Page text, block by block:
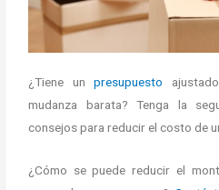
¿Tiene unpresupuesto
mudanza barata? Tenga la
consejos para reducir el costo de
¿Cómo se puede reducir el